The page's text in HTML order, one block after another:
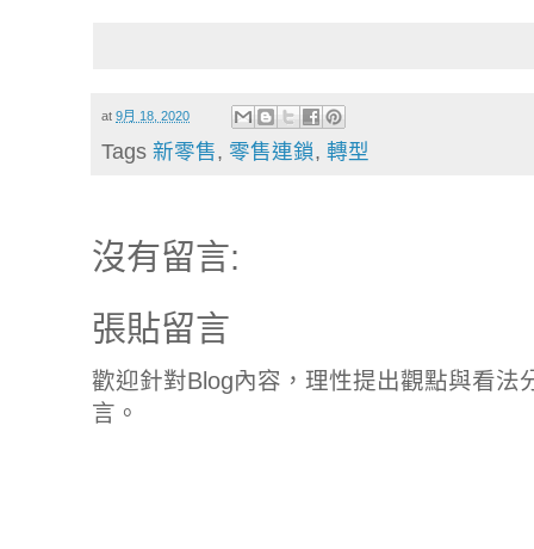
at9月 18, 2020
Tags新零售, 零售連鎖,轉型
沒有留言:
張貼留言
歡迎針對Blog內容，理性提出觀點與看
言。